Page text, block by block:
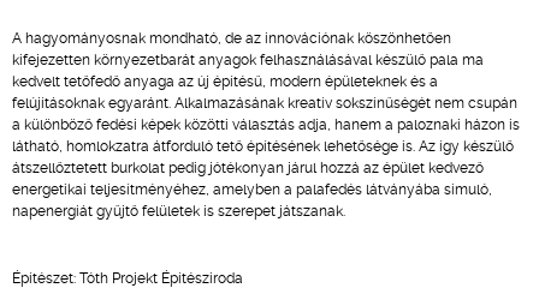
A hagyományosnak mondható, de az innovációnak köszönhetően
kifejezetten környezetbarát anyagok felhasználásával készülő pala ma
kedvelt tetőfedő anyaga az új építésű, modern épületeknek és a
felújításoknak egyaránt. Alkalmazásának kreatív sokszínűségét nem csupán
a különböző fedési képek közötti választás adja, hanem a paloznaki házon is
látható, homlokzatra átforduló tető építésének lehetősége is. Az így készülő
átszellőztetett burkolat pedig jótékonyan járul hozzá az épület kedvező
energetikai teljesítményéhez, amelyben a palafedés látványába simuló,
napenergiát gyűjtő felületek is szerepet játszanak.
Építészet: Tóth Projekt Építésziroda